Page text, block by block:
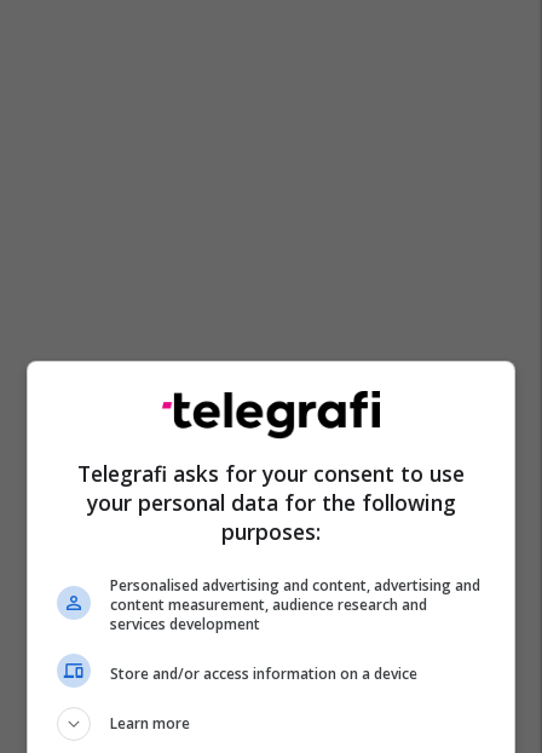
Telegrafi asks for your consent to use
your personal data for the following
purposes:
Personalised advertising and content, advertising and
content measurement, audience research and
services development
Store and/or access information on a device
Learn more